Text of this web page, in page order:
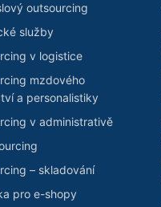
outsourcing
služby
v logistice
mzdového
a personalistiky
v administrativě
– skladování
pro e-shopy